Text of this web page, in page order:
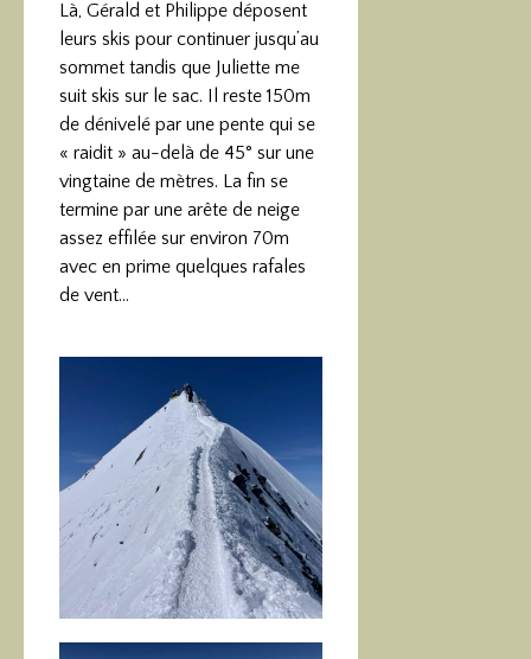
Là, Gérald et Philippe déposent
leurs skis pour continuer jusqu’au
sommet tandis que Juliette me
suit skis sur le sac. Il reste 150m
de dénivelé par une pente qui se
« raidit » au-delà de 45° sur une
vingtaine de mètres. La fin se
termine par une arête de neige
assez effilée sur environ 70m
avec en prime quelques rafales
de vent…